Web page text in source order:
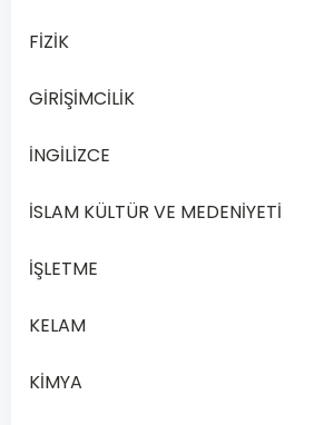
Devamını
FİZİK
GİRİŞİMCİLİK
İNGİLİZCE
İSLAM KÜLTÜR VE MEDENİYETİ
İŞLETME
KELAM
KİMYA